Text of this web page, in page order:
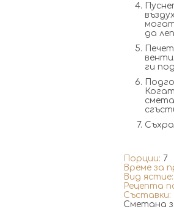
да
ги
Порции: 7
Време за
Вид ястие:
Рецепта
Съставки:
Сметана